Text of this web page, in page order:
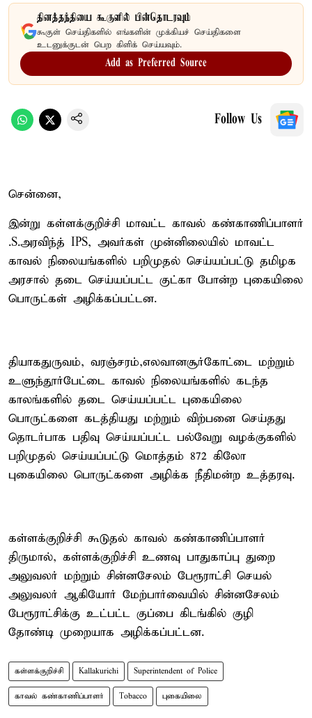
தினத்தந்தியை கூகுளில் பின்தொடரவும்
கூகுள் செய்திகளில் எங்களின் முக்கியச் செய்திகளை
உடனுக்குடன் பெற கிளிக் செய்யவும்.
Add as Preferred Source
Follow Us
சென்னை,
இன்று கள்ளக்குறிச்சி மாவட்ட காவல் கண்காணிப்பாளர்
.S.அரவிந்த் IPS, அவர்கள் முன்னிலையில் மாவட்ட
காவல் நிலையங்களில் பறிமுதல் செய்யப்பட்டு தமிழக
அரசால் தடை செய்யப்பட்ட குட்கா போன்ற புகையிலை
பொருட்கள் அழிக்கப்பட்டன.
தியாகதுருவம், வரஞ்சரம்,எலவானசூர்கோட்டை மற்றும்
உளுந்தூர்பேட்டை காவல் நிலையங்களில் கடந்த
காலங்களில் தடை செய்யப்பட்ட புகையிலை
பொருட்களை கடத்தியது மற்றும் விற்பனை செய்தது
தொடர்பாக பதிவு செய்யப்பட்ட பல்வேறு வழக்குகளில்
பறிமுதல் செய்யப்பட்டு மொத்தம் 872 கிலோ
புகையிலை பொருட்களை அழிக்க நீதிமன்ற உத்தரவு.
கள்ளக்குறிச்சி கூடுதல் காவல் கண்காணிப்பாளர்
திருமால், கள்ளக்குறிச்சி உணவு பாதுகாப்பு துறை
அலுவலர் மற்றும் சின்னசேலம் பேரூராட்சி செயல்
அலுவலர் ஆகியோர் மேற்பார்வையில் சின்னசேலம்
பேரூராட்சிக்கு உட்பட்ட குப்பை கிடங்கில் குழி
தோண்டி முறையாக அழிக்கப்பட்டன.
கள்ளக்குறிச்சி Kallakurichi Superintendent of Police
காவல் கண்காணிப்பாளர் Tobacco புகையிலை